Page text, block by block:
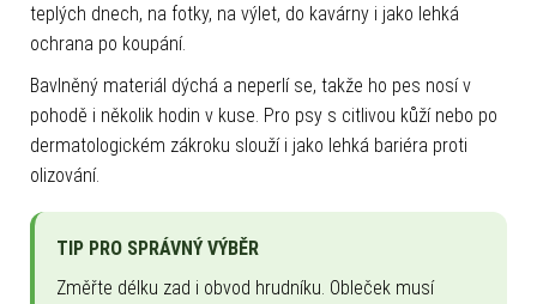
teplých dnech, na fotky, na výlet, do kavárny i jako lehká
ochrana po koupání.
Bavlněný materiál dýchá a neperlí se, takže ho pes nosí v
pohodě i několik hodin v kuse. Pro psy s citlivou kůží nebo po
dermatologickém zákroku slouží i jako lehká bariéra proti
olizování.
TIP PRO SPRÁVNÝ VÝBĚR
Změřte délku zad i obvod hrudníku. Obleček musí